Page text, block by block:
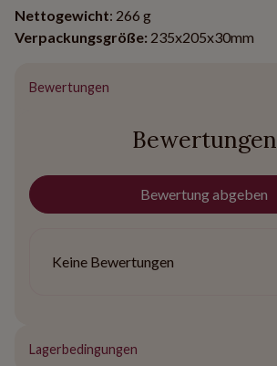
Nettogewicht: 266 g
Verpackungsgröße: 235x205x30mm
Bewertungen
Bewertungen
Bewertung abgeben
Keine Bewertungen
Lagerbedingungen